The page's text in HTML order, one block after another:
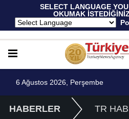
SELECT LANGUAGE
OKUMAK
6 Ağustos 2026, Perşembe
HABERLER TR